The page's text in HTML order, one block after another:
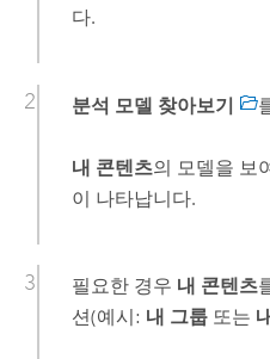
다.
분석 모델 찾아보기
내 콘텐츠의 모델을 보
이 나타납니다.
필요한 경우 내 콘텐츠
션(예시: 내 그룹또는